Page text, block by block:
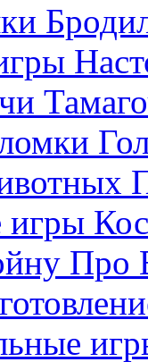
Про